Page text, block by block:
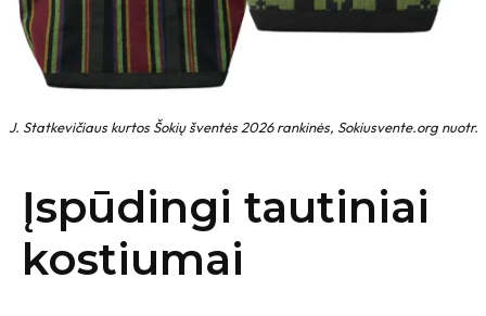
J. Statkevičiaus kurtos Šokių šventės 2026 rankinės, Sokiusvente.org nuotr.
Įspūdingi tautiniai
kostiumai